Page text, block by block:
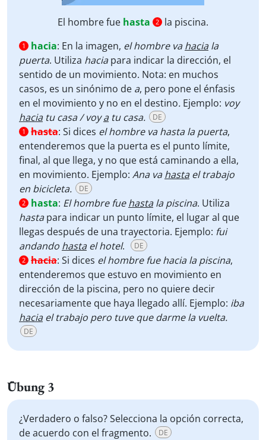
El hombre fue hasta 2 la piscina.
1 hacia: En la imagen, el hombre vahaciala
puerta. Utiliza haciapara indicar la dirección, el
sentido de un movimiento. Nota: en muchos
casos, es un sinónimo de a, pero pone el énfasis
en el movimiento y no en el destino. Ejemplo: voy
haciatu casa / voyatu casa. DE
1 hasta: Si dices el hombre va hasta la puerta,
entenderemos que la puerta es el punto límite,
final, al que llega, y no que está caminando a ella,
en movimiento. Ejemplo: Ana vahastael trabajo
en bicicleta.
DE
2 hasta: El hombre fuehastala piscina. Utiliza
hastapara indicar un punto límite, el lugar al que
llegas después de una trayectoria. Ejemplo: fui
andando hastael hotel. DE
2 hacia: Si dices el hombre fue hacia la piscina,
entenderemos que estuvo en movimiento en
dirección de la piscina, pero no quiere decir
necesariamente que haya llegado allí. Ejemplo: iba
haciael trabajo pero tuve que darme la vuelta.
DE
Übung 3
¿Verdadero o falso? Selecciona la opción correcta,
de acuerdo con el fragmento.
DE